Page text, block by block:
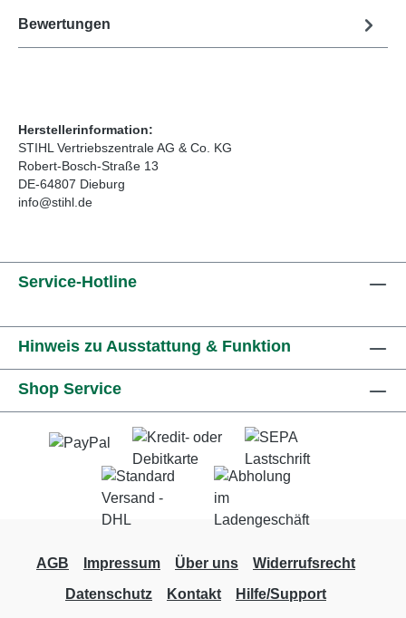
Bewertungen
Herstellerinformation:
STIHL Vertriebszentrale AG & Co. KG
Robert-Bosch-Straße 13
DE-64807 Dieburg
info@stihl.de
Service-Hotline
Hinweis zu Ausstattung & Funktion
Shop Service
AGB Impressum Über uns
Widerrufsrecht
Datenschutz
Kontakt
Hilfe/Support